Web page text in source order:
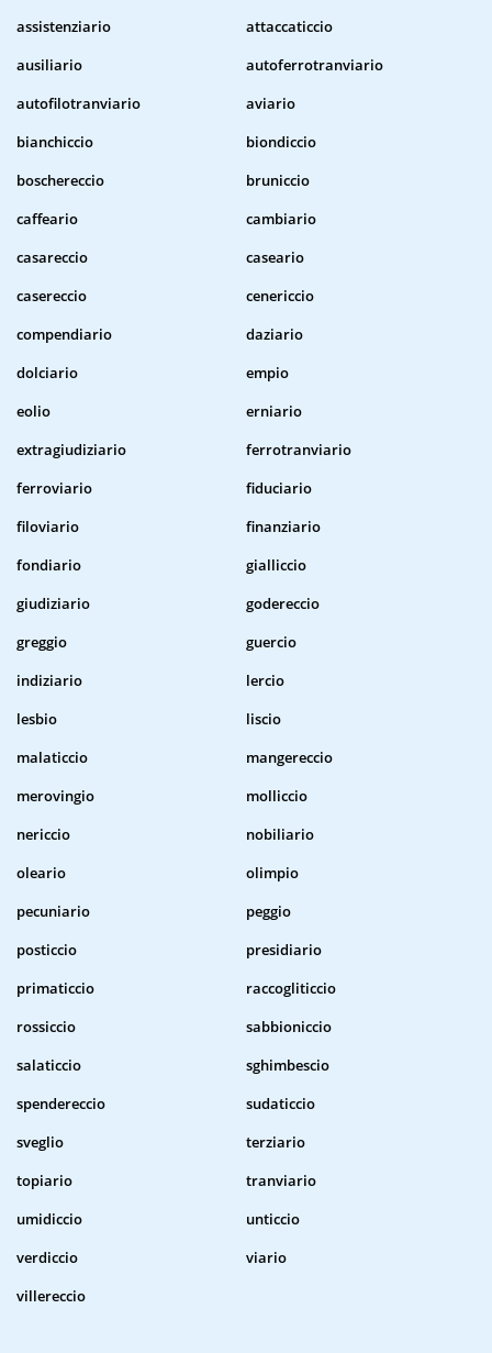
assistenziario
attaccaticcio
ausiliario
autoferrotranviario
autofilotranviario
aviario
bianchiccio
biondiccio
boschereccio
bruniccio
caffeario
cambiario
casareccio
caseario
casereccio
cenericcio
compendiario
daziario
dolciario
empio
eolio
erniario
extragiudiziario
ferrotranviario
ferroviario
fiduciario
filoviario
finanziario
fondiario
gialliccio
giudiziario
godereccio
greggio
guercio
indiziario
lercio
lesbio
liscio
malaticcio
mangereccio
merovingio
molliccio
nericcio
nobiliario
oleario
olimpio
pecuniario
peggio
posticcio
presidiario
primaticcio
raccogliticcio
rossiccio
sabbioniccio
salaticcio
sghimbescio
spendereccio
sudaticcio
sveglio
terziario
topiario
tranviario
umidiccio
unticcio
verdiccio
viario
villereccio